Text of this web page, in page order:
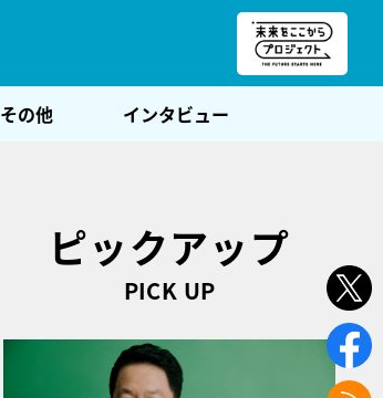
その他 インタビュー
ピックアップ
PICK UP